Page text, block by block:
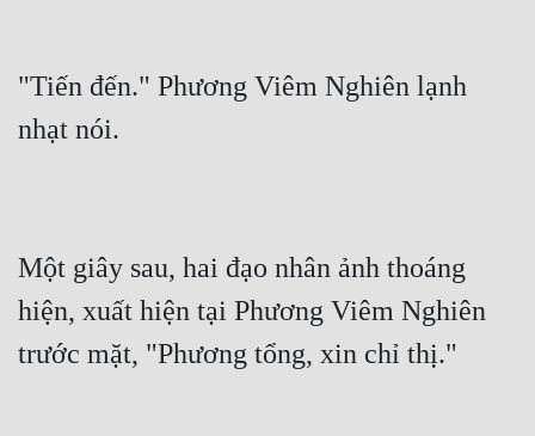
"Tiến đến." Phương Viêm Nghiên lạnh
nhạt nói.
Một giây sau, hai đạo nhân ảnh thoáng
hiện, xuất hiện tại Phương Viêm Nghiên
trước mặt, "Phương tổng, xin chỉ thị."